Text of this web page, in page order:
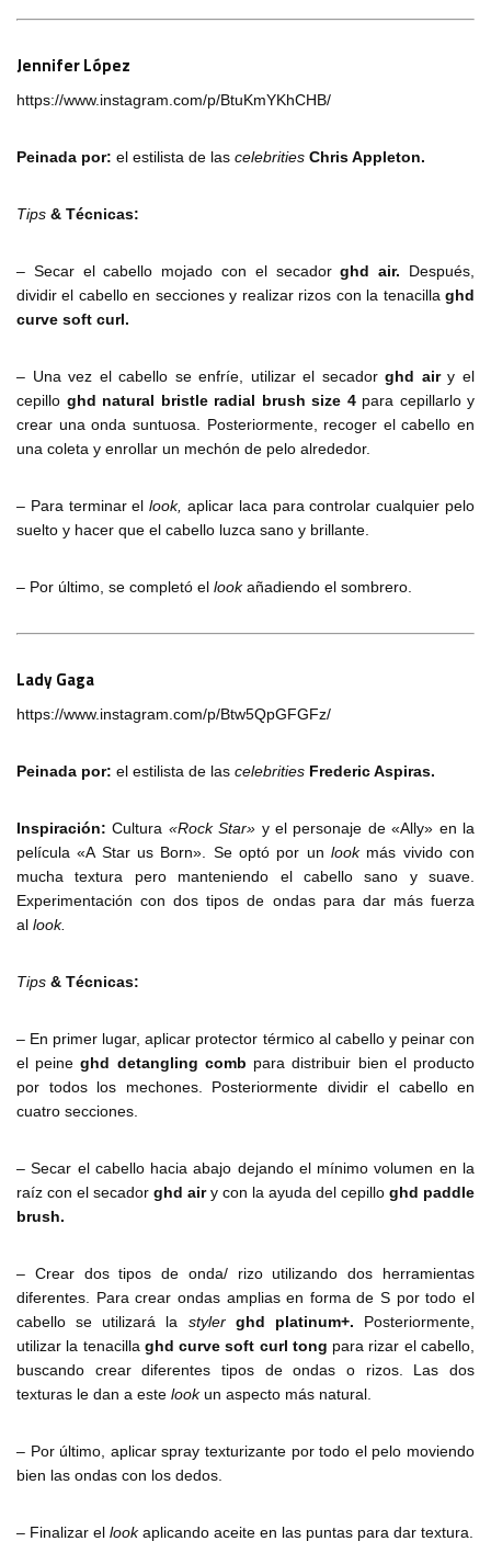
Jennifer López
https://www.instagram.com/p/BtuKmYKhCHB/
Peinada por: el estilista de las celebrities Chris Appleton.
Tips & Técnicas:
– Secar el cabello mojado con el secadorghd air.
Después,
dividir el cabello en secciones y realizar rizos con la tenacilla ghd
curve soft curl.
– Una vez el cabello se enfríe, utilizar el secadorghd airy el
cepillo ghd natural bristle radial brush size 4para cepillarlo y
crear una onda suntuosa. Posteriormente, recoger el cabello en
una coleta y enrollar un mechón de pelo alrededor.
– Para terminar ellook, aplicar laca para controlar cualquier pelo
suelto y hacer que el cabello luzca sano y brillante.
– Por último, se completó el lookañadiendo el sombrero.
Lady Gaga
https://www.instagram.com/p/Btw5QpGFGFz/
Peinada por: el estilista de las celebrities Frederic Aspiras.
Inspiración:Cultura «Rock Star» y el personaje de «Ally» en la
película «A Star us Born». Se optó por un lookmás vivido con
mucha textura pero manteniendo el cabello sano y suave.
Experimentación con dos tipos de ondas para dar más fuerza
al look.
Tips & Técnicas:
– En primer lugar, aplicar protector térmico al cabello y peinar con
el peineghd detangling comb para distribuir bien el producto
por todos los mechones. Posteriormente dividir el cabello en
cuatro secciones.
– Secar el cabello hacia abajo dejando el mínimo volumen en la
raíz con el secador ghd airy con la ayuda del cepillo ghd paddle
brush.
– Crear dos tipos de onda/ rizo utilizando dos herramientas
diferentes. Para crear ondas amplias en forma de S por todo el
cabello se utilizará la styler ghd platinum+. Posteriormente,
utilizar la tenacilla ghd curve soft curl tong para rizar el cabello,
buscando crear diferentes tipos de ondas o rizos. Las dos
texturas le dan a este lookun aspecto más natural.
– Por último, aplicar spray texturizante por todo el pelo moviendo
bien las ondas con los dedos.
– Finalizar el lookaplicando aceite en las puntas para dar textura.